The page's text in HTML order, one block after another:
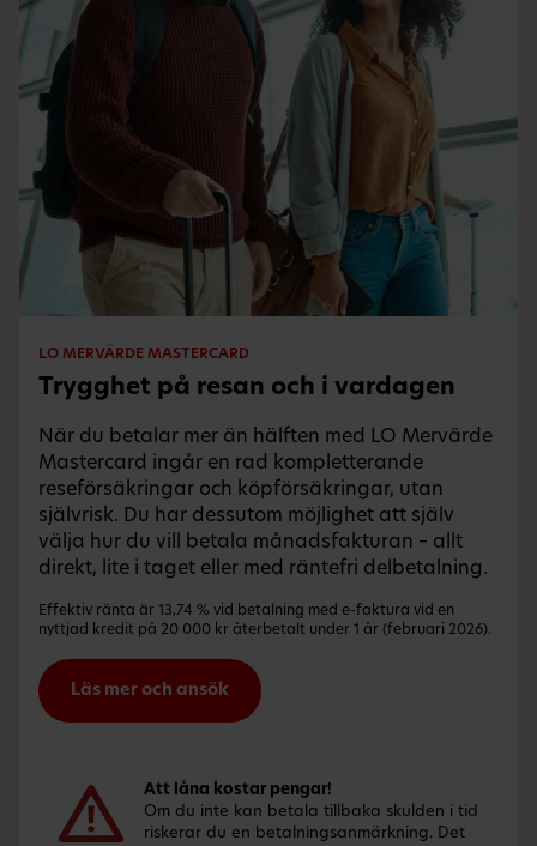
LO MERVÄRDE MASTERCARD
Trygghet på resan och i vardagen
När du betalar mer än hälften med LO Mervärde
Mastercard ingår en rad kompletterande
reseförsäkringar och köpförsäkringar, utan
självrisk. Du har dessutom möjlighet att själv
välja hur du vill betala månadsfakturan – allt
direkt, lite i taget eller med räntefri delbetalning.
Effektiv ränta är 13,74 % vid betalning med e-faktura vid en
nyttjad kredit på 20 000 kr återbetalt under 1 år (februari 2026).
Läs mer och ansök
Att låna kostar pengar!
Om du inte kan betala tillbaka skulden i tid
riskerar du en betalningsanmärkning. Det